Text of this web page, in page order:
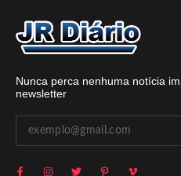
Nunca perca nenhuma notícia
newsletter